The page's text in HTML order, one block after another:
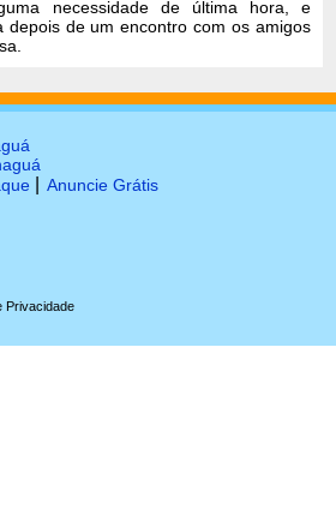
necessidade de última hora, e
depois de um encontro com os amigos
Anuncie Grátis
Privacidade